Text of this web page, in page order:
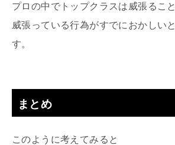
プロの中でトップクラスは威張るこ
威張っている行為がすでにおかしい
す。
まとめ
このように考えてみると